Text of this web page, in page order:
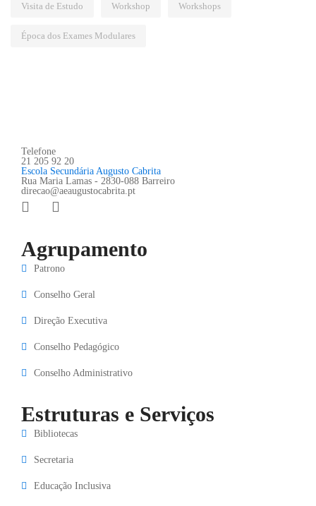
Visita de Estudo Workshop Workshops
Época dos Exames Modulares
Telefone
21 205 92 20
Escola Secundária Augusto Cabrita
Rua Maria Lamas - 2830-088 Barreiro
direcao@aeaugustocabrita.pt
Agrupamento
Patrono
Conselho Geral
Direção Executiva
Conselho Pedagógico
Conselho Administrativo
Estruturas e Serviços
Bibliotecas
Secretaria
Educação Inclusiva